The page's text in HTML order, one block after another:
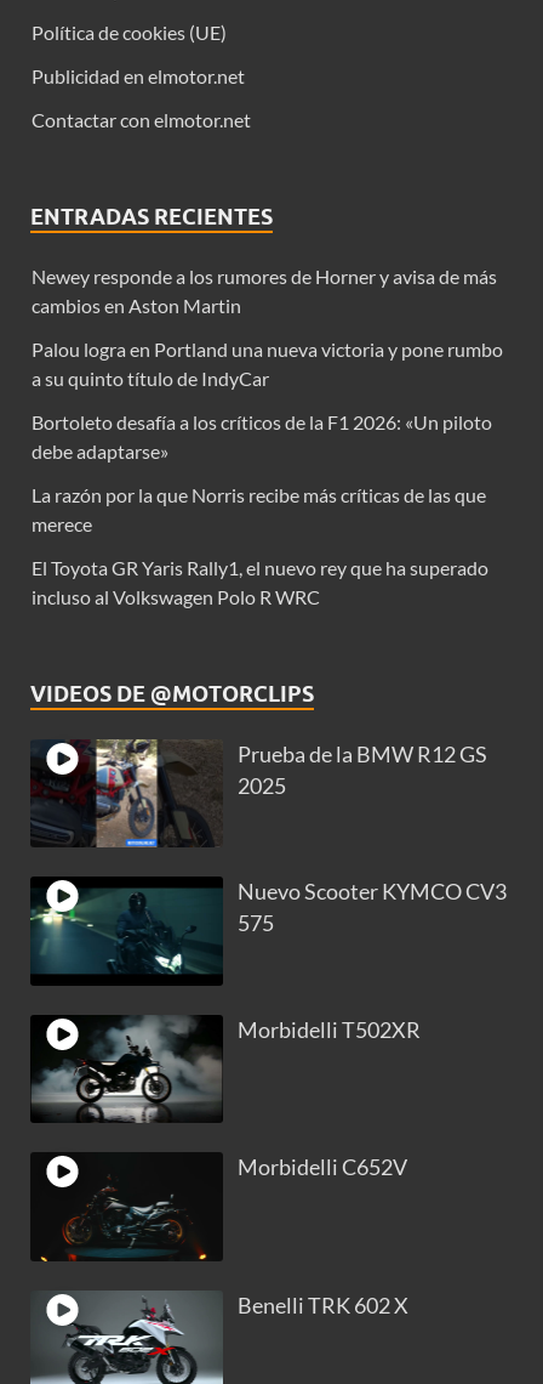
Política de cookies (UE)
Publicidad en elmotor.net
Contactar con elmotor.net
ENTRADAS RECIENTES
Newey responde a los rumores de Horner y avisa de más
cambios en Aston Martin
Palou logra en Portland una nueva victoria y pone rumbo
a su quinto título de IndyCar
Bortoleto desafía a los críticos de la F1 2026: «Un piloto
debe adaptarse»
La razón por la que Norris recibe más críticas de las que
merece
El Toyota GR Yaris Rally1, el nuevo rey que ha superado
incluso al Volkswagen Polo R WRC
VIDEOS DE @MOTORCLIPS
Prueba de la BMW R12 GS
2025
Nuevo Scooter KYMCO CV3
575
Morbidelli T502XR
Morbidelli C652V
Benelli TRK 602 X